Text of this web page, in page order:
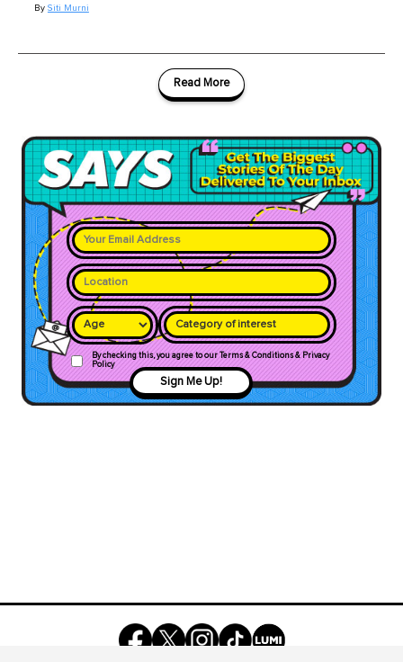
By Siti Murni
Read More
Category of interest
By checking this, you agree to our Terms & Conditions & Privacy
Policy
Sign Me Up!